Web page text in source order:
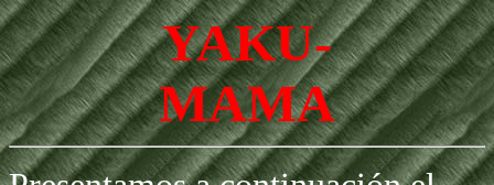
YAKU-
MAMA